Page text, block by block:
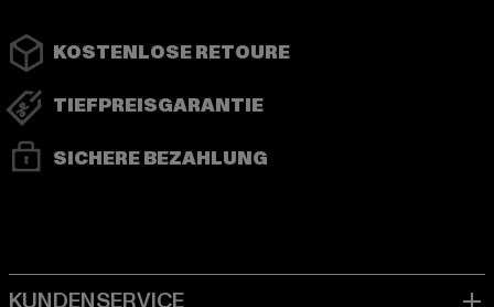
KOSTENLOSE RETOURE
TIEFPREISGARANTIE
SICHERE BEZAHLUNG